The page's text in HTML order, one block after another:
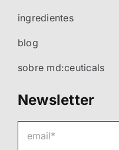
ingredientes
blog
sobre md:ceuticals
Newsletter